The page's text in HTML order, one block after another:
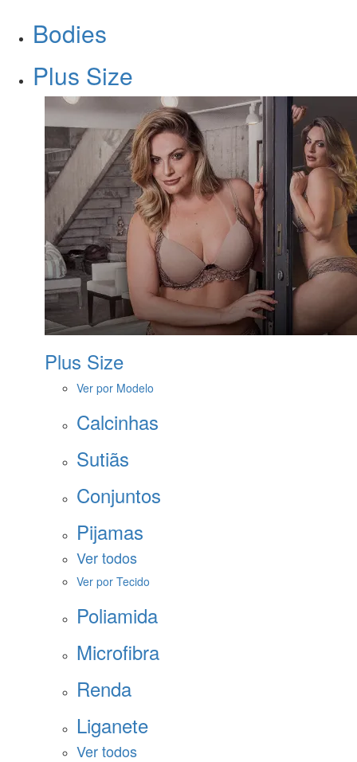
Bodies
Plus Size
Plus Size
Ver por Modelo
Calcinhas
Sutiãs
Conjuntos
Pijamas
Ver todos
Ver por Tecido
Poliamida
Microfibra
Renda
Liganete
Ver todos